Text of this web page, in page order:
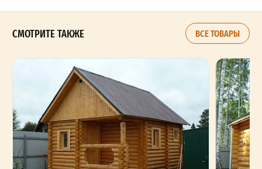
СМОТРИТЕ ТАКЖЕ ВСЕ ТОВАРЫ